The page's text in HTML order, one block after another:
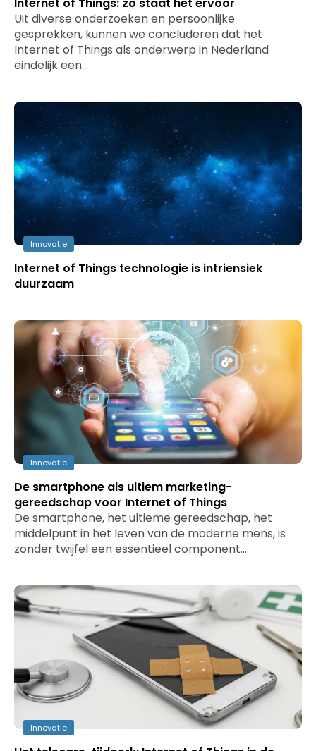
Uit diverse onderzoeken en persoonlijke
gesprekken, kunnen we concluderen dat het
Internet of Things als onderwerp in Nederland
eindelijk een…
Innovatie
Internet of Things technologie is intriensiek
duurzaam
Innovatie
De smartphone als ultiem marketing-
gereedschap voor Internet of Things
De smartphone, het ultieme gereedschap, het
middelpunt in het leven van de moderne mens, is
zonder twijfel een essentieel component…
Innovatie